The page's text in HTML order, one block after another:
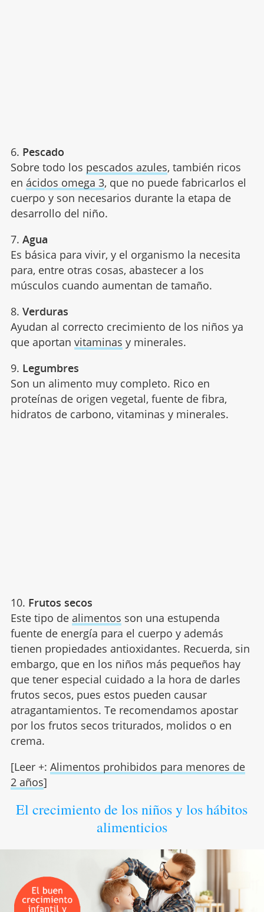
6. Pescado
Sobre todo los pescados azules, también ricos
en ácidos omega 3, que no puede fabricarlos el
cuerpo y son necesarios durante la etapa de
desarrollo del niño.
7. Agua
Es básica para vivir, y el organismo la necesita
para, entre otras cosas, abastecer a los
músculos cuando aumentan de tamaño.
8. Verduras
Ayudan al correcto crecimiento de los niños ya
que aportan vitaminas y minerales.
9. Legumbres
Son un alimento muy completo. Rico en
proteínas de origen vegetal, fuente de fibra,
hidratos de carbono, vitaminas y minerales.
10. Frutos secos
Este tipo de alimentos son una estupenda
fuente de energía para el cuerpo y además
tienen propiedades antioxidantes. Recuerda, sin
embargo, que en los niños más pequeños hay
que tener especial cuidado a la hora de darles
frutos secos, pues estos pueden causar
atragantamientos. Te recomendamos apostar
por los frutos secos triturados, molidos o en
crema.
[Leer +: Alimentos prohibidos para menores de
2 años]
El crecimiento de los niños y los hábitos
alimenticios